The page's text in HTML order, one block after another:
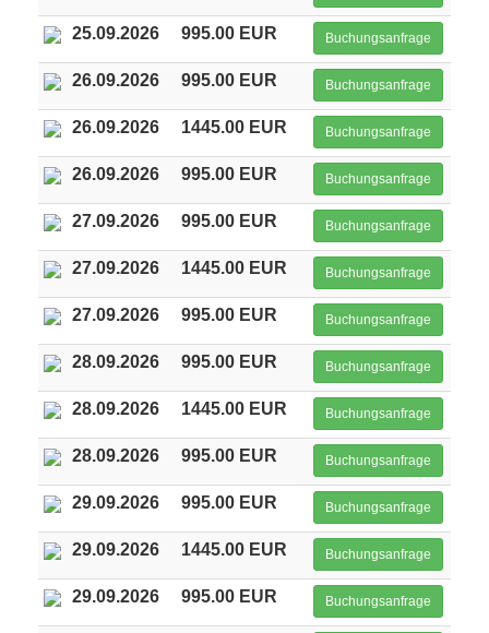
25.09.2026 995.00 EUR Buchungsanfrage
26.09.2026 995.00 EUR Buchungsanfrage
26.09.2026 1445.00 EUR Buchungsanfrage
26.09.2026 995.00 EUR Buchungsanfrage
27.09.2026 995.00 EUR Buchungsanfrage
27.09.2026 1445.00 EUR Buchungsanfrage
27.09.2026 995.00 EUR Buchungsanfrage
28.09.2026 995.00 EUR Buchungsanfrage
28.09.2026 1445.00 EUR Buchungsanfrage
28.09.2026 995.00 EUR Buchungsanfrage
29.09.2026 995.00 EUR Buchungsanfrage
29.09.2026 1445.00 EUR Buchungsanfrage
29.09.2026 995.00 EUR Buchungsanfrage